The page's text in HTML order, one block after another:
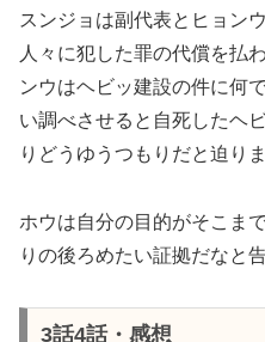
スンジョは副代表とヒョン
人々に犯した罪の代償を払
ンウはヘビッ建設の件に何
い調べさせると自死したヘ
りどうゆうつもりだと迫りま
ホウは自分の目的がそこま
りの後ろめたい証拠だなと
3話4話・感想